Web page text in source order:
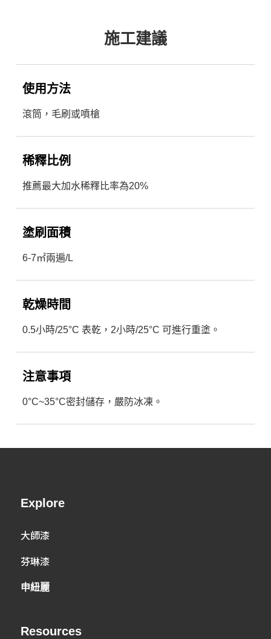
施工建議
使用方法
滾筒，毛刷或噴槍
稀釋比例
推薦最大加水稀釋比率為20%
塗刷面積
6-7㎡兩遍/L
乾燥時間
0.5小時/25°C 表乾，2小時/25°C 可進行重塗。
注意事項
0°C~35°C密封儲存，嚴防冰凍。
Explore
大師漆
芬琳漆
申紐麗
Resources